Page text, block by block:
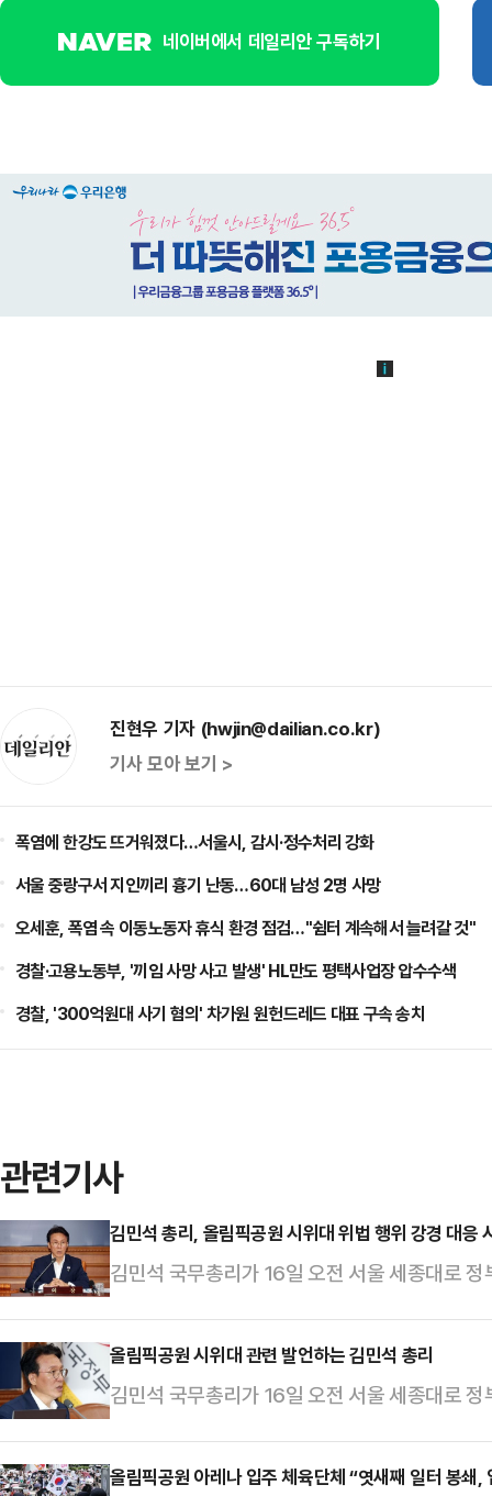
네이버에서 데일리안 구독하기
진현우 기자 (hwjin@dailian.co.kr)
기사 모아 보기 >
폭염에 한강도 뜨거워졌다…서울시, 감시·정수처리 강화
서울 중랑구서 지인끼리 흉기 난동…60대 남성 2명 사망
오세훈, 폭염 속 이동노동자 휴식 환경 점검…"쉼터 계속해서 늘려갈 것"
경찰·고용노동부, '끼임 사망 사고 발생' HL만도 평택사업장 압수수색
경찰, '300억원대 사기 혐의' 차가원 원헌드레드 대표 구속 송치
관련기사
김민석 총리, 올림픽공원 시위대 위법 행위 강경 대응
김민석 국무총리가 16일 오전 서울 세종대로
올림픽공원 시위대 관련 발언하는 김민석 총리
김민석 국무총리가 16일 오전 서울 세종대로
올림픽공원 아레나 입주 체육단체 “엿새째 일터 봉쇄,